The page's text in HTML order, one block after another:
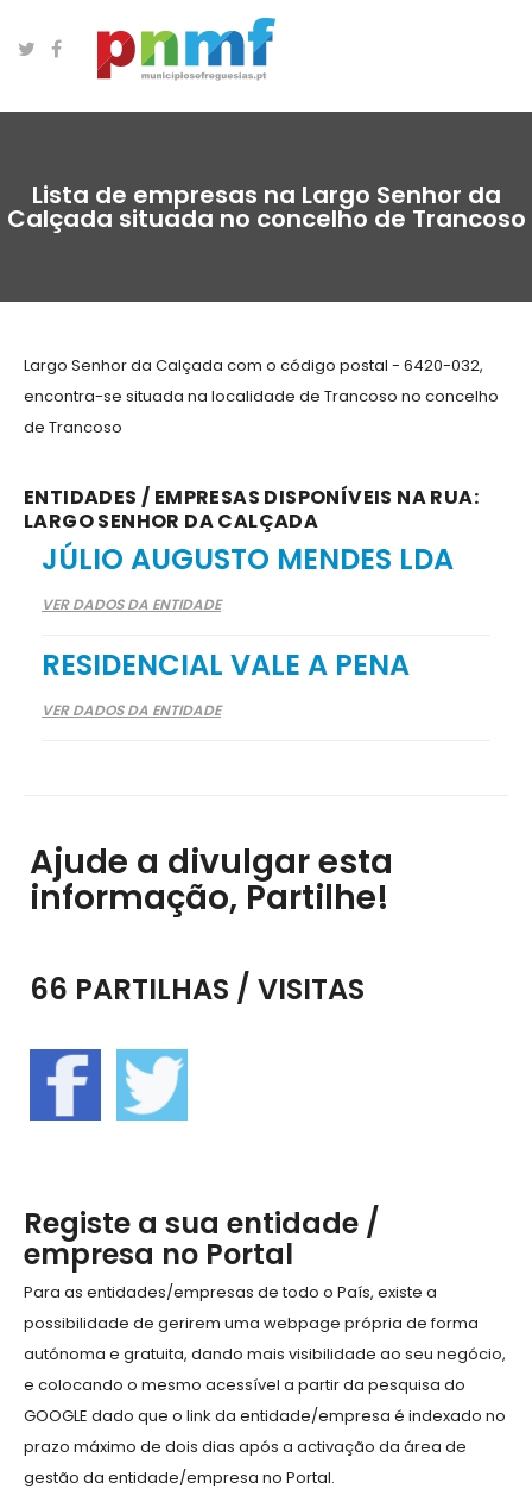
Lista de empresas na Largo Senhor da
Calçada situada no concelho de Trancoso
Largo Senhor da Calçada com o código postal - 6420-032,
encontra-se situada na localidade de Trancoso no concelho
de Trancoso
ENTIDADES / EMPRESAS DISPONÍVEIS NA RUA:
LARGO SENHOR DA CALÇADA
JÚLIO AUGUSTO MENDES LDA
VER DADOS DA ENTIDADE
RESIDENCIAL VALE A PENA
VER DADOS DA ENTIDADE
Ajude a divulgar esta
informação, Partilhe!
66 PARTILHAS / VISITAS
Registe a sua entidade /
empresa no Portal
Para as entidades/empresas de todo o País, existe a
possibilidade de gerirem uma webpage própria de forma
autónoma e gratuita, dando mais visibilidade ao seu negócio,
e colocando o mesmo acessível a partir da pesquisa do
GOOGLE dado que o link da entidade/empresa é indexado no
prazo máximo de dois dias após a activação da área de
gestão da entidade/empresa no Portal.